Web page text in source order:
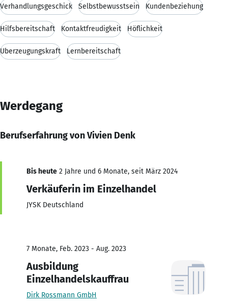
Verhandlungsgeschick Selbstbewusstsein Kundenbeziehung
Hilfsbereitschaft Kontaktfreudigkeit Höflichkeit
Überzeugungskraft Lernbereitschaft
Werdegang
Berufserfahrung von Vivien Denk
Bis heute 2 Jahre und 6 Monate, seit März 2024
Verkäuferin im Einzelhandel
JYSK Deutschland
7 Monate, Feb. 2023 - Aug. 2023
Ausbildung
Einzelhandelskauffrau
Dirk Rossmann GmbH